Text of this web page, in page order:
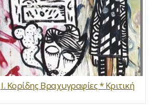
Κορίδης Βραχυγραφίες * Κριτική